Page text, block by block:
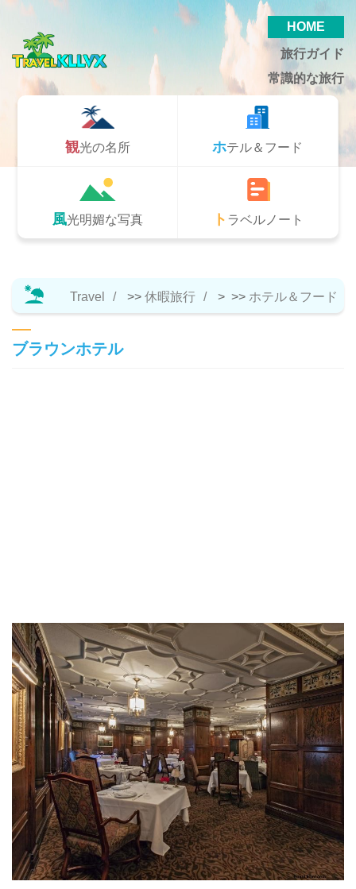
HOME
旅行ガイド
常識的な旅行
観光の名所 ホテル＆フード
風光明媚な写真 トラベルノート
Travel >> 休暇旅行 > >> ホテル＆フード
ブラウンホテル